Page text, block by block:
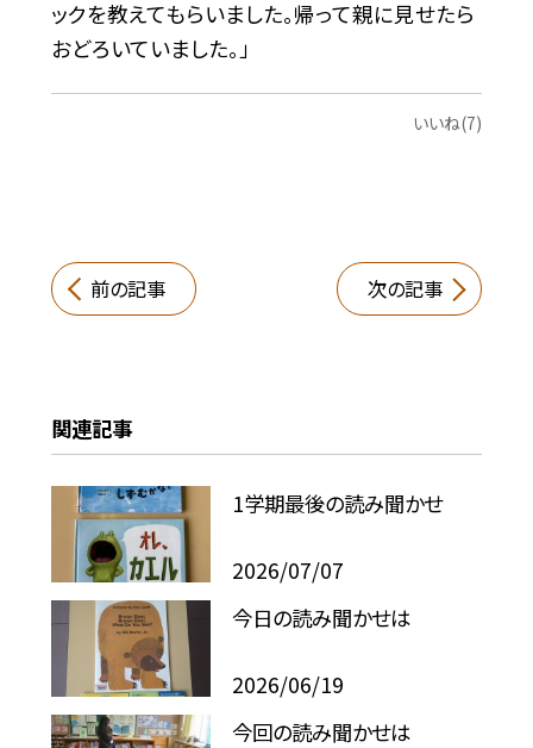
ックを教えてもらいました。帰って親に見せたら
おどろいていました。」
いいね(7)
前の記事 次の記事
関連記事
1学期最後の読み聞かせ
2026/07/07
今日の読み聞かせは
2026/06/19
今回の読み聞かせは